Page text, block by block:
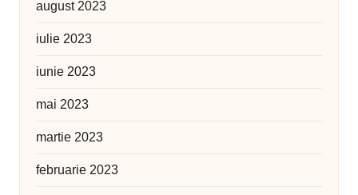
august 2023
iulie 2023
iunie 2023
mai 2023
martie 2023
februarie 2023